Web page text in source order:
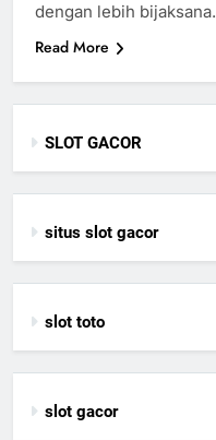
dengan lebih bijaksana.
Read More
SLOT GACOR
situs slot gacor
slot toto
slot gacor